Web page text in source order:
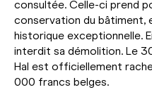
consultée. Celle-ci prend
conservation du bâtiment,
historique exceptionnelle.
interdit sa démolition. Le
Hal est officiellement
000 francs belges.